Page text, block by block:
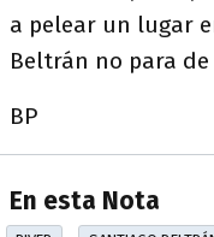
a pelear un lugar
Beltrán no para
BP
En esta Nota